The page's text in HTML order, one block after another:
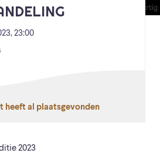
23:00
heeft al plaatsgevonden
2023